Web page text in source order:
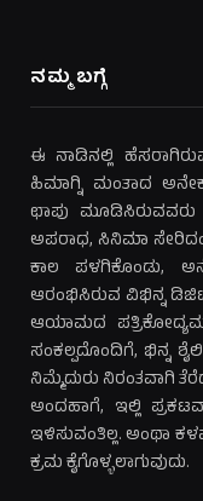
ನಮ್ಮ ಬಗ್ಗೆ
ಈ ನಾಡಿನಲ್ಲಿ
ಹಿಮಾಗ್ನಿ ಮಂತಾದ
ಛಾಪು
ಅಪರಾಧ, ಸಿನಿಮಾ
ಕಾಲ ಪಳಗಿಕೊಂಡು,
ಆರಂಭಿಸಿರುವ ವಿಭಿನ್ನ
ಆಯಾಮದ
ಸಂಕಲ್ಪದೊಂದಿಗೆ, ಭಿನ್ನ
ನಿಮ್ಮೆದುರು ನಿರಂತವಾಗಿ
ಅಂದಹಾಗೆ, ಇಲ್ಲಿ
ಇಳಿಸುವಂತಿಲ್ಲ. ಅಂಥಾ
ಕ್ರಮ ಕೈಗೊಳ್ಳಲಾಗುವುದು.